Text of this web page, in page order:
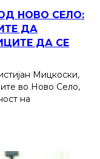
НОВО СЕЛО:
ДА
ДА СЕ
Мицкоски,
во Ново Село,
на